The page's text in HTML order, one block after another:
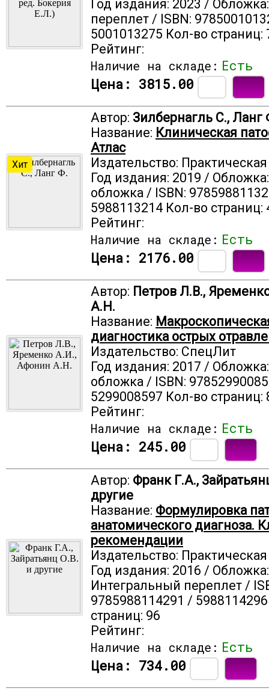
Год издания: 2023 /
переплет / ISBN:
5001013275 Кол-во страниц:
Рейтинг:
Наличие на складе: Есть
Цена: 3815.00
Хит
Автор: Зилбернагль С., Ланг
Название: Клиническая
Атлас
Издательство:
Год издания: 2019 /
обложка / ISBN:
5988113214 Кол-во страниц:
Рейтинг:
Наличие на складе: Есть
Цена: 2176.00
Автор: Петров Л.В.,
А.Н.
Название:
диагностика острых
Издательство: СпецЛит
Год издания: 2017 /
обложка / ISBN:
5299008597 Кол-во страниц:
Рейтинг:
Наличие на складе: Есть
Цена: 245.00
Автор: Франк Г.А.,
другие
Название: Формулировка
анатомического диагноза.
рекомендации
Издательство:
Год издания: 2016 / Обложка:
Интегральный переплет /
9785988114291 /
страниц: 96
Рейтинг:
Наличие на складе: Есть
Цена: 734.00